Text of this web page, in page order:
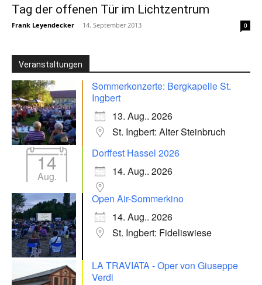
Tag der offenen Tür im Lichtzentrum
Frank Leyendecker - 14. September 2013 0
Veranstaltungen
Sommerkonzerte: Bergkapelle St.
Ingbert
13. Aug.. 2026
St. Ingbert: Alter Steinbruch
14
Aug.
Dorffest Hassel 2026
14. Aug.. 2026
Open Air-Sommerkino
14. Aug.. 2026
St. Ingbert: Fideliswiese
LA TRAVIATA - Oper von Giuseppe
Verdi